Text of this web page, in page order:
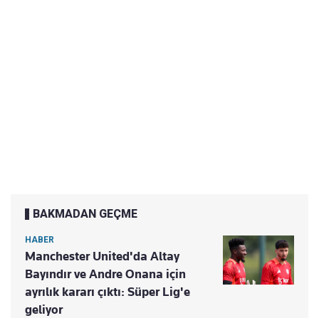
BAKMADAN GEÇME
HABER
Manchester United'da Altay
Bayındır ve Andre Onana için
ayrılık kararı çıktı: Süper Lig'e
geliyor